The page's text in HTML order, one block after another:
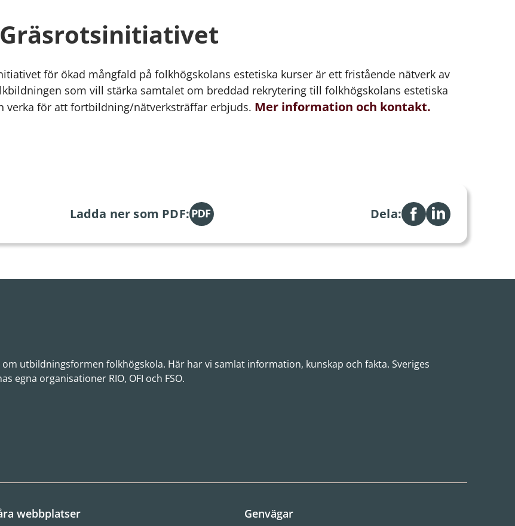
för ökad mångfald på folkhögskolans estetiska kurser är ett fristående nätverk av
som vill stärka samtalet om breddad rekrytering till folkhögskolans estetiska
verka för att fortbildning/nätverksträffar erbjuds. Mer information och kontakt.
Ladda ner som PDF: Dela:
utbildningsformen folkhögskola. Här har vi samlat information, kunskap och fakta. Sveriges
egna organisationer RIO, OFI och FSO.
webbplatser Genvägar